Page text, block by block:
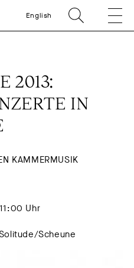
English
2013:
IN
KAMMERMUSIK
Uhr
Scheune